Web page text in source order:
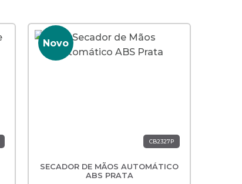
Novo
CB2327P
SECADOR DE MÃOS AUTOMÁTICO
ABS PRATA